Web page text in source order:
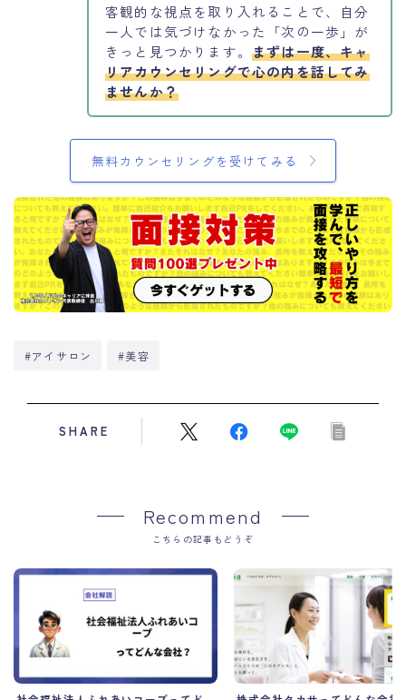
客観的な視点を取り入れることで、自分
一人では気づけなかった「次の一歩」が
きっと見つかります。 まずは一度、キャ
リアカウンセリングで心の内を話してみ
ませんか？
無料カウンセリングを受けてみる
#アイサロン #美容
SHARE
Recommend
こちらの記事もどうぞ